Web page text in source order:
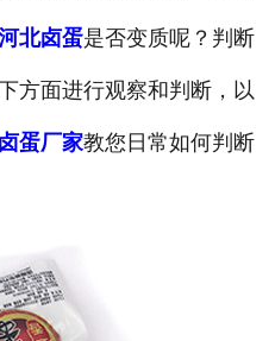
北卤蛋是否变质呢？判断
方面进行观察和判断，以
蛋厂家教您日常如何判断